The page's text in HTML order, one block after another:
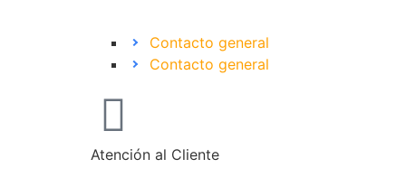
Contacto general
Contacto general
Atención al Cliente